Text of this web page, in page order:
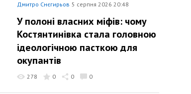
Дмитро Снєгирьов 5 серпня 2026 20:48
У полоні власних міфів: чому
Костянтинівка стала головною
ідеологічною пасткою для
окупантів
278 0 0 0